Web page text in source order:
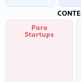
Para
Startups